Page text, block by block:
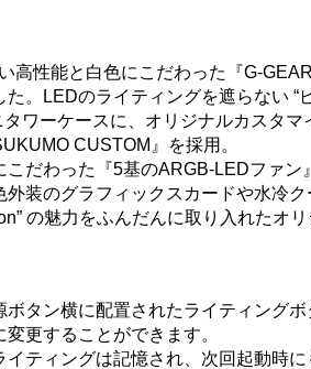
高性能と白色にこだわった『G-
。LEDのライティングを遮らない “
ワーケースに、オリジナルカスタ
CUSTOM』を採用。
こだわった『5基のARGB-LEDファン
装のグラフィックスカードや水冷
の魅力をふんだんに取り入れたオリ
タン横に配置されたライティングボ
更することができます。
ティングは記憶され、次回起動時に